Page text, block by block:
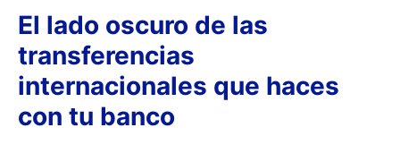
El lado oscuro de las
transferencias
internacionales que haces
con tu banco